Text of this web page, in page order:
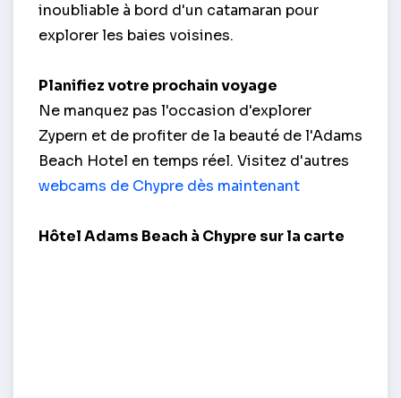
inoubliable à bord d'un catamaran pour
explorer les baies voisines.
Planifiez votre prochain voyage
Ne manquez pas l'occasion d'explorer
Zypern et de profiter de la beauté de l'Adams
Beach Hotel en temps réel. Visitez d'autres
webcams de Chypre dès maintenant
Hôtel Adams Beach à Chypre sur la carte